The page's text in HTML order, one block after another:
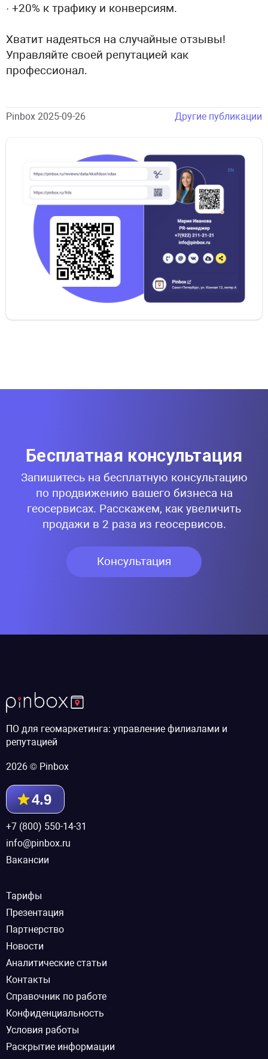
· +20% к трафику и конверсиям.
Хватит надеяться на случайные отзывы!
Управляйте своей репутацией как
профессионал.
Pinbox 2025-09-26 Другие публикации
Бесплатная консультация
Запишитесь на бесплатную консультацию
по продвижению вашего бизнеса на
геосервисах. Расскажем, как увеличить
продажи в 2 раза из геосервисов.
Консультация
ПО для геомаркетинга: управление филиалами и
репутацией
2026 © Pinbox
4.9
+7 (800) 550-14-31
info@pinbox.ru
Вакансии
Тарифы
Презентация
Партнерство
Новости
Аналитические статьи
Контакты
Справочник по работе
Конфиденциальность
Условия работы
Раскрытие информации